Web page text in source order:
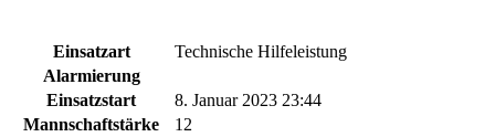
Einsatzart
Technische Hilfeleistung
Alarmierung
Einsatzstart
8. Januar 2023 23:44
Mannschaftstärke
12